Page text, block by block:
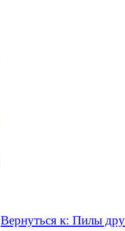
Вернуться к: Пилы